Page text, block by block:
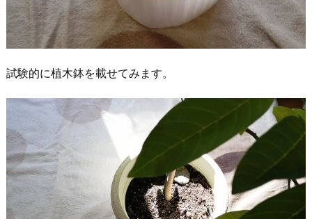
試験的に植木鉢を載せてみます。